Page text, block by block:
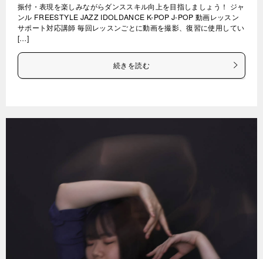
振付・表現を楽しみながらダンススキル向上を目指しましょう！ ジャ
ンル FREESTYLE JAZZ IDOLDANCE K-POP J-POP 動画レッスン
サポート対応講師 毎回レッスンごとに動画を撮影、復習に使用してい
[…]
続きを読む